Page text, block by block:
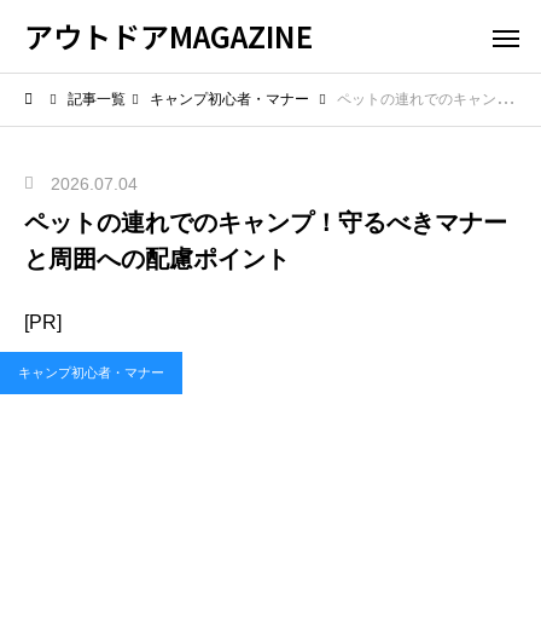
アウトドアMAGAZINE
記事一覧 キャンプ初心者・マナー ペットの連れでのキャンプ！守るべきマナーと周囲への配慮ポイント
2026.07.04
ペットの連れでのキャンプ！守るべきマナー
と周囲への配慮ポイント
[PR]
キャンプ初心者・マナー